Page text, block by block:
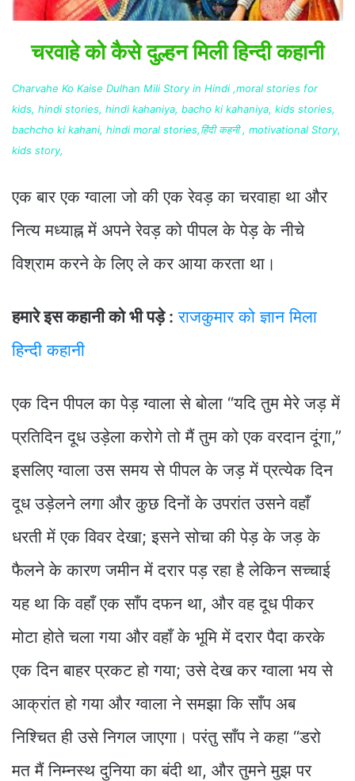
चरवाहे को कैसे दुल्हन मिली हिन्दी कहानी
Charvahe Ko Kaise Dulhan Mili Story in Hindi ,moral stories for
kids, hindi stories, hindi kahaniya, bacho ki kahaniya, kids stories,
bachcho ki kahani, hindi moral stories,हिंदी कहनी , motivational Story,
kids story,
एक बार एक ग्वाला जो की एक रेवड़ का चरवाहा था और
नित्य मध्याह्न में अपने रेवड़ को पीपल के पेड़ के नीचे
विश्राम करने के लिए ले कर आया करता था।
हमारे इस कहानी को भी पड़े : राजकुमार को ज्ञान मिला
हिन्दी कहानी
एक दिन पीपल का पेड़ ग्वाला से बोला “यदि तुम मेरे जड़ में
प्रतिदिन दूध उड़ेला करोगे तो मैं तुम को एक वरदान दूंगा,”
इसलिए ग्वाला उस समय से पीपल के जड़ में प्रत्येक दिन
दूध उड़ेलने लगा और कुछ दिनों के उपरांत उसने वहाँ
धरती में एक विवर देखा; इसने सोचा की पेड़ के जड़ के
फैलने के कारण जमीन में दरार पड़ रहा है लेकिन सच्चाई
यह था कि वहाँ एक साँप दफन था, और वह दूध पीकर
मोटा होते चला गया और वहाँ के भूमि में दरार पैदा करके
एक दिन बाहर प्रकट हो गया; उसे देख कर ग्वाला भय से
आक्रांत हो गया और ग्वाला ने समझा कि साँप अब
निश्चित ही उसे निगल जाएगा। परंतु साँप ने कहा “डरो
मत मैं निम्नस्थ दुनिया का बंदी था, और तुमने मुझ पर